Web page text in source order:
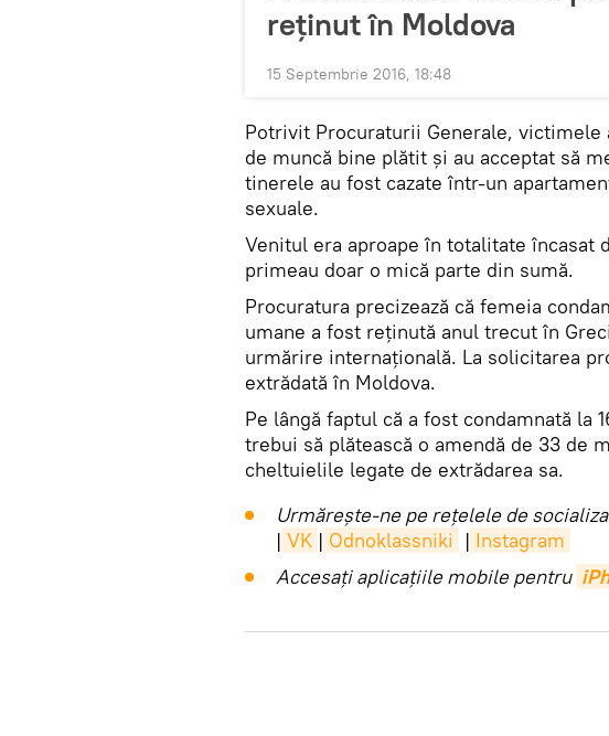
reţinut în Moldova
15 Septembrie 2016, 18:48
Potrivit Procuraturii Generale,
de muncă bine plătit și au acceptat să
tinerele au fost cazate într-un
sexuale.
Venitul era aproape în totalitate încasat
primeau doar o mică parte din sumă.
Procuratura precizează că femeia
umane a fost reținută anul trecut în
urmărire internațională. La solicitarea
extrădată în Moldova.
Pe lângă faptul că a fost condamnată la
trebui să plătească o amendă de 33 de
cheltuielile legate de extrădarea sa.
Urmărește-ne pe rețelele de
| VK | Odnoklassniki | Instagram
Accesaţi aplicaţiile mobile pentru